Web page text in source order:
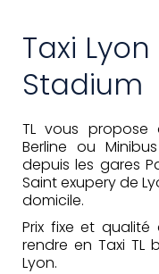
Taxi
Stadium
TL vous
Berline ou
depuisles gares
Saint exupery de
domicile.
Prix fixe et qualité
rendre en Taxi TL
Lyon.